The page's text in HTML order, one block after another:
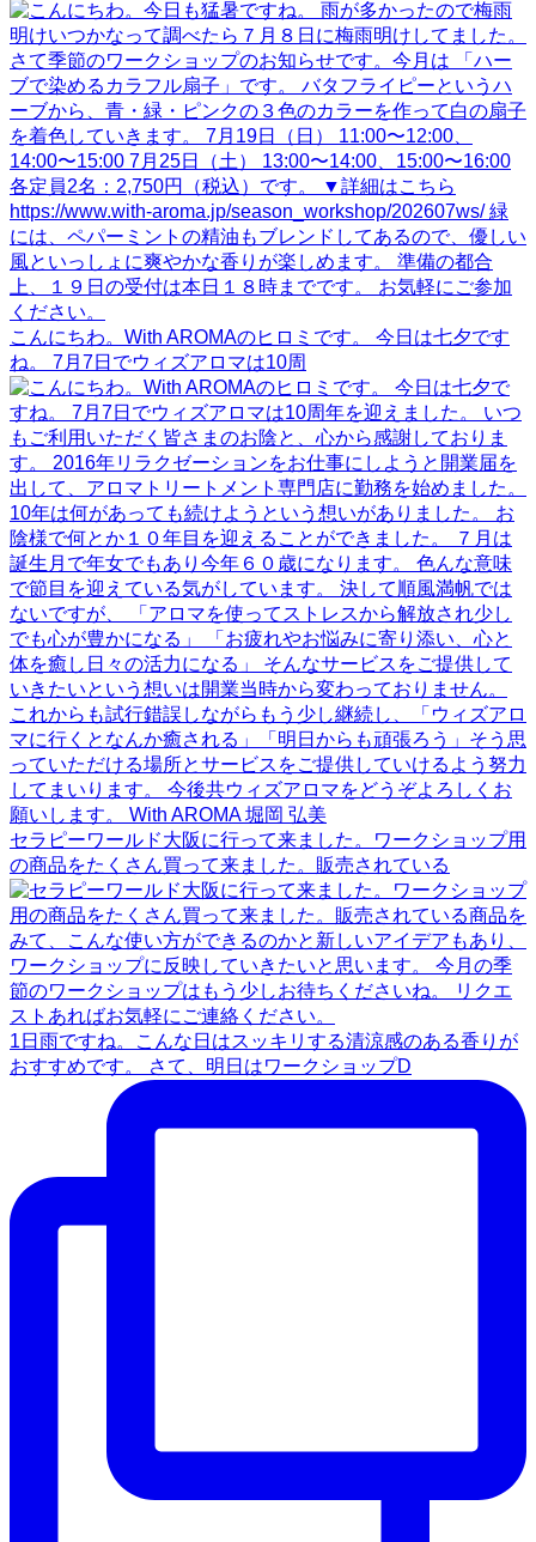
こんにちわ。With AROMAのヒロミです。 今日は七夕です
ね。 7月7日でウィズアロマは10周
セラピーワールド大阪に行って来ました。ワークショップ用
の商品をたくさん買って来ました。販売されている
1日雨ですね。こんな日はスッキリする清涼感のある香りが
おすすめです。 さて、明日はワークショップD